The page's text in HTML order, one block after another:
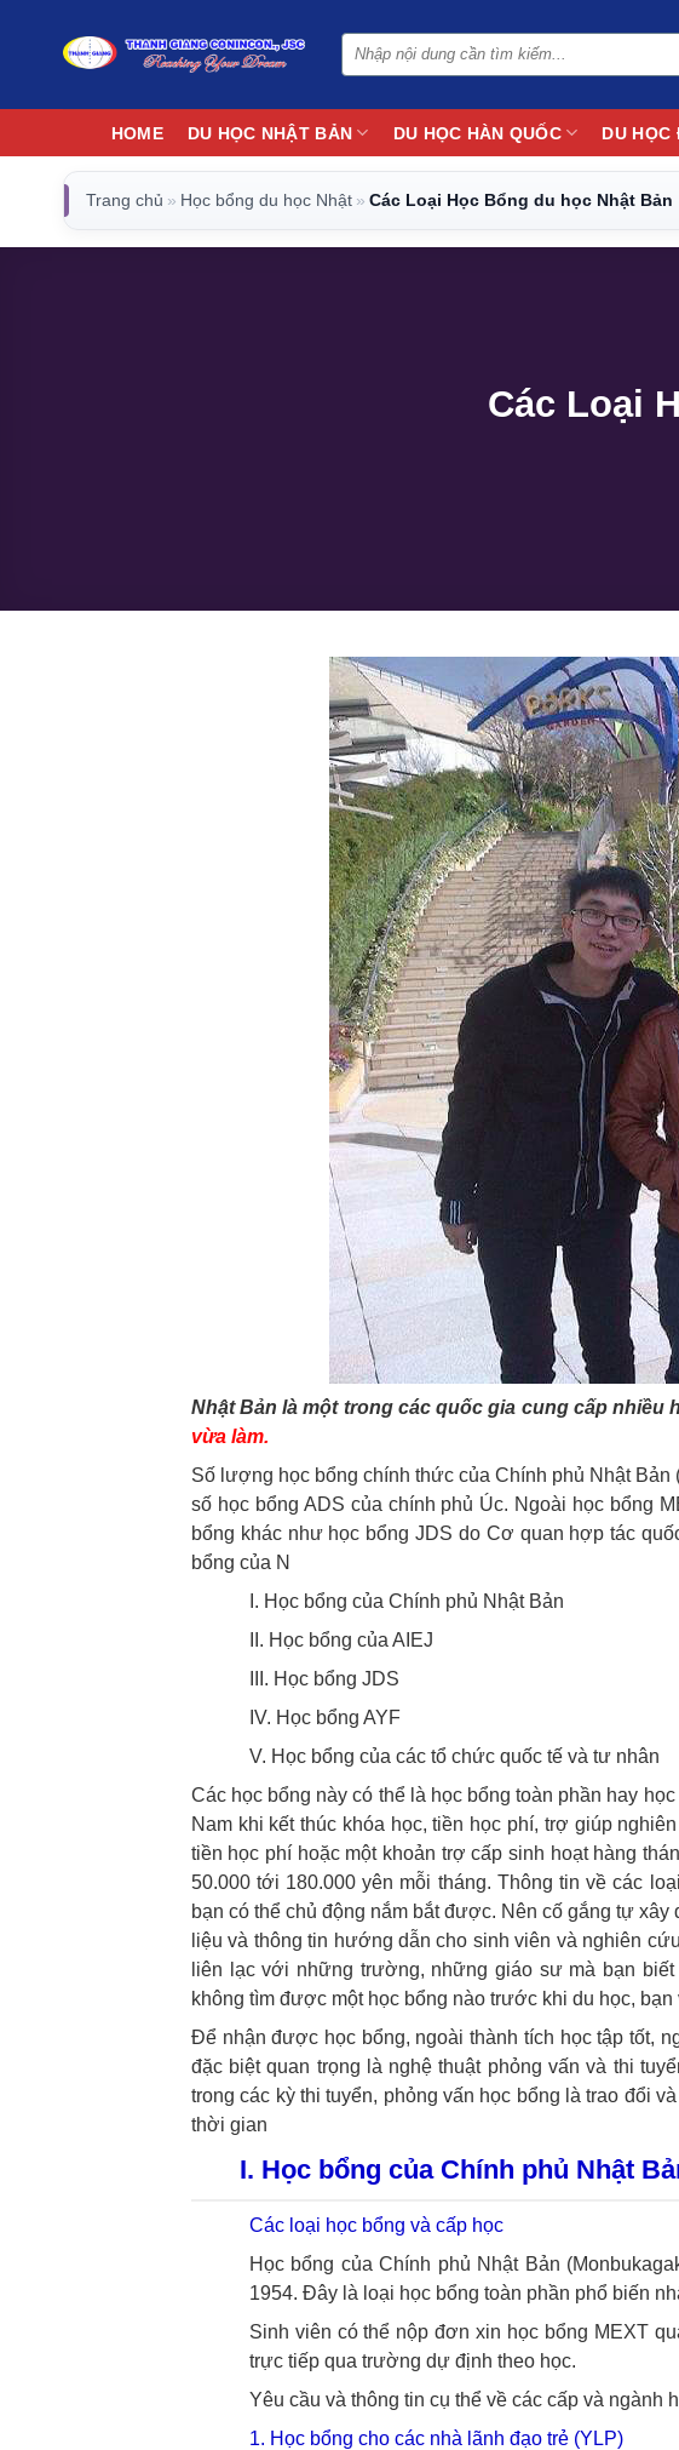
dung
HOME DU HỌC NHẬT BẢN DU HỌC HÀN QUỐC DU HỌC
Trang chủ » Học bổng du học Nhật » Các Loại Học Bổng du học Nhật Bản
Các Loại
Nhật Bản là một trong các quốc gia cung cấp
vừa làm.
Số lượng học bổng chính thức của Chính phủ Nhật
số học bổng ADS của chính phủ Úc. Ngoài học bổng
bổng khác như học bổng JDS do Cơ quan hợp tác
bổng của N
I. Học bổng của Chính phủ Nhật Bản
II. Học bổng của AIEJ
III. Học bổng JDS
IV. Học bổng AYF
V. Học bổng của các tổ chức quốc tế và tư nhân
Các học bổng này có thể là học bổng toàn phần hay
Nam khi kết thúc khóa học, tiền học phí, trợ giúp
tiền học phí hoặc một khoản trợ cấp sinh hoạt hàng
50.000 tới 180.000 yên mỗi tháng. Thông tin về các
bạn có thể chủ động nắm bắt được. Nên cố gắng tự
liệu và thông tin hướng dẫn cho sinh viên và nghiên
liên lạc với những trường, những giáo sư mà bạn
không tìm được một học bổng nào trước khi du học,
Để nhận được học bổng, ngoài thành tích học tập tốt,
đặc biệt quan trọng là nghệ thuật phỏng vấn và thi
trong các kỳ thi tuyển, phỏng vấn học bổng là trao đổi
thời gian
I. Học bổng của Chính phủ Nhật
Các loại học bổng và cấp học
Học bổng của Chính phủ Nhật Bản
1954. Đây là loại học bổng toàn phần phổ biến
Sinh viên có thể nộp đơn xin học bổng MEXT
trực tiếp qua trường dự định theo học.
Yêu cầu và thông tin cụ thể về các cấp và ngành
1. Học bổng cho các nhà lãnh đạo trẻ (YLP)